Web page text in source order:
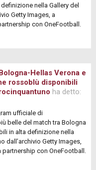
nella Gallery del
Getty Images, a
con OneFootball.
Hellas Verona e
rossoblù disponibili
ha detto:
ufficiale di
belle del match tra Bologna
in alta definizione nella
dall’archivio Getty Images,
con OneFootball.